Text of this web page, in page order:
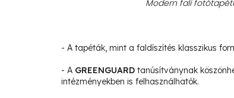
Modern fali
- A tapéták, mint a faldíszítés klasszikus
- A GREENGUARD tanúsítványnak
intézményekben is felhasználhatók.